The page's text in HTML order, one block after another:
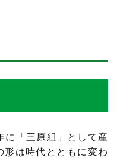
に「三原組」として産
は時代とともに変わ